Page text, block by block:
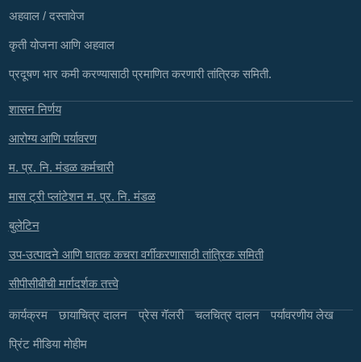
अहवाल / दस्तावेज
कृती योजना आणि अहवाल
प्रदूषण भार कमी करण्यासाठी प्रमाणित करणारी तांत्रिक समिती.
शासन निर्णय
आरोग्य आणि पर्यावरण
म. प्र. नि. मंडळ कर्मचारी
मास ट्री प्लांटेशन म. प्र. नि. मंडळ
बुलेटिन
उप-उत्पादने आणि घातक कचरा वर्गीकरणासाठी तांत्रिक समिती
सीपीसीबीची मार्गदर्शक तत्त्वे
कार्यक्रम छायाचित्र दालन प्रेस गॅलरी चलचित्र दालन पर्यावरणीय लेख
प्रिंट मीडिया मोहीम